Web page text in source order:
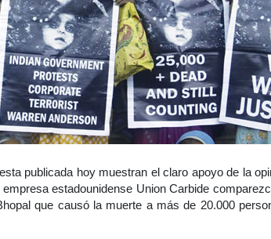
publicada hoy muestran el claro apoyo de la
estadounidense Union Carbide
que causó la muerte a más de 20.000